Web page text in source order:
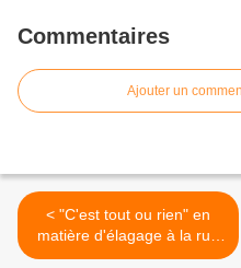
Commentaires
Ajouter un
< "C'est tout ou rien" en
matière d'élagage à la rue
Royale, à Chapelle-lez-